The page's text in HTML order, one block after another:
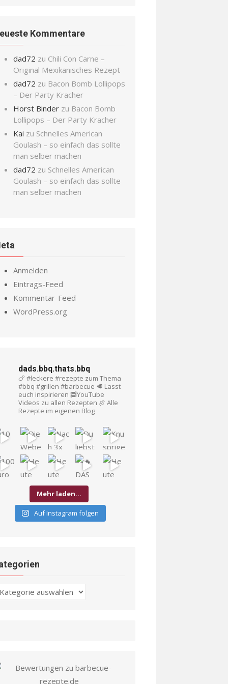
Kommentare
dad72 zu Chili Con Carne –
Original Mexikanisches Rezept
dad72 zu Bacon Bomb Lollipops
– Der Party Kracher
Horst Binder zu Bacon Bomb
Lollipops – Der Party Kracher
Kai zu Schnelles American
Goulash – so einfach das sollte
man selber machen
dad72 zu Schnelles American
Goulash – so einfach das sollte
man selber machen
Anmelden
Eintrags-Feed
Kommentar-Feed
WordPress.org
dads.bbq.thats.bbq
🍗 #leckere #rezepte zum Thema
#bbq #grillen #barbecue 🥩 Lasst
euch inspirieren 🥓YouTube
Videos zu allen Rezepten 🍖 Alle
Rezepte im eigenen Blog
Mehr laden…
Auf Instagram folgen